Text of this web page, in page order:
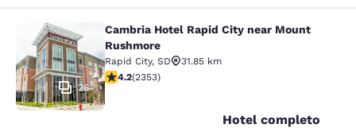
Cambria Hotel Rapid City near
26
Cambria Hotel Rapid City near Mount
Rushmore
Rapid City, SD
31.85 km
calificación de 4.19 estrellas. Muy bueno. 2353
4.2(2353)
Hotel completo